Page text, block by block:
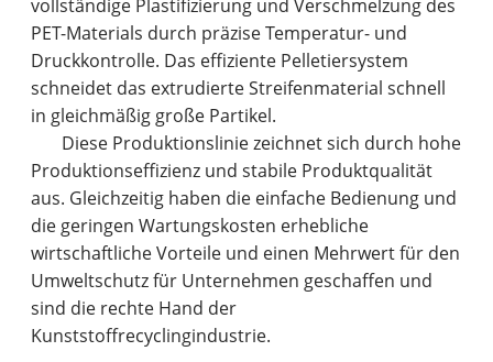
vollständige Plastifizierung und Verschmelzung des
PET-Materials durch präzise Temperatur- und
Druckkontrolle. Das effiziente Pelletiersystem
schneidet das extrudierte Streifenmaterial schnell
in gleichmäßig große Partikel.
Diese Produktionslinie zeichnet sich durch hohe
Produktionseffizienz und stabile Produktqualität
aus. Gleichzeitig haben die einfache Bedienung und
die geringen Wartungskosten erhebliche
wirtschaftliche Vorteile und einen Mehrwert für den
Umweltschutz für Unternehmen geschaffen und
sind die rechte Hand der
Kunststoffrecyclingindustrie.